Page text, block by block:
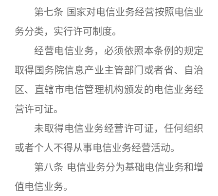
第七条 国家对电信业务经营按照电信业
务分类，实行许可制度。
经营电信业务，必须依照本条例的规定
取得国务院信息产业主管部门或者省、自治
区、直辖市电信管理机构颁发的电信业务经
营许可证。
未取得电信业务经营许可证，任何组织
或者个人不得从事电信业务经营活动。
第八条 电信业务分为基础电信业务和增
值电信业务。